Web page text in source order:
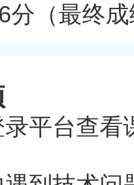
分（最终
平台查看